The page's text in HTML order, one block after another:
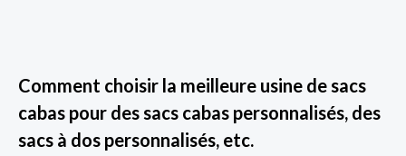
Comment choisir la meilleure usine de sacs
cabas pour des sacs cabas personnalisés, des
sacs à dos personnalisés, etc.